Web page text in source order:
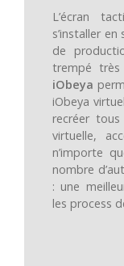
L’écran
s’installer
de
trempé très
iObeya
iObeya
recréer
virtuelle,
n’importe
nombre
: une
les process